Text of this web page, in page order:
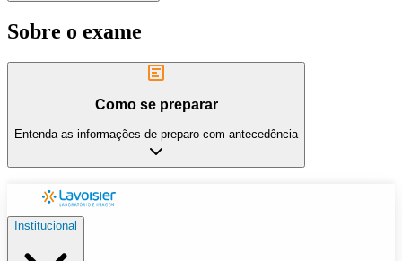
Sobre o exame
Como se preparar
Entenda as informações de preparo com antecedência
Institucional